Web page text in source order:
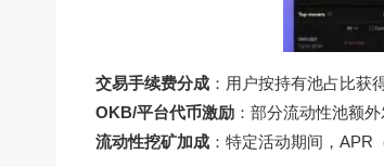
交易手续费分成 ：用户按持有池占比获
OKB/平台代币激励 ：部分流动性池额
流动性挖矿加成 ：特定活动期间，APR